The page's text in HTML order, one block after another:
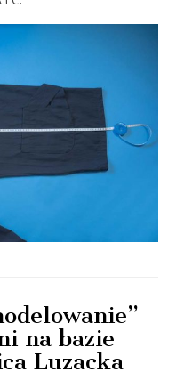
na bazie
Luzacka